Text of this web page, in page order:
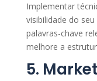
Implementar
visibilidade do
palavras-chave
melhore a
5.